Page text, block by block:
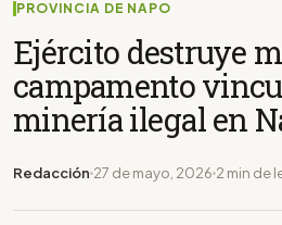
PROVINCIA DE NAPO
Ejército destruye
campamento
minería ilegal en
Redacción 27 de mayo, 2026 2 min de